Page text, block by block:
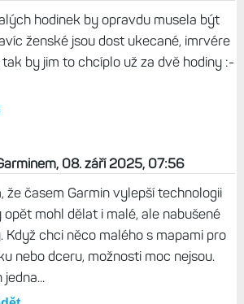
hodinek by opravdu musela být
ženské jsou dost ukecané, imrvére
by jim to chcíplo už za dvě hodiny :-
08. září 2025, 07:56
že časem Garmin vylepší technologii
opět mohl dělat i malé, ale nabušené
Když chci něco malého s mapami pro
nebo dceru, možnosti moc nejsou.
jedna...